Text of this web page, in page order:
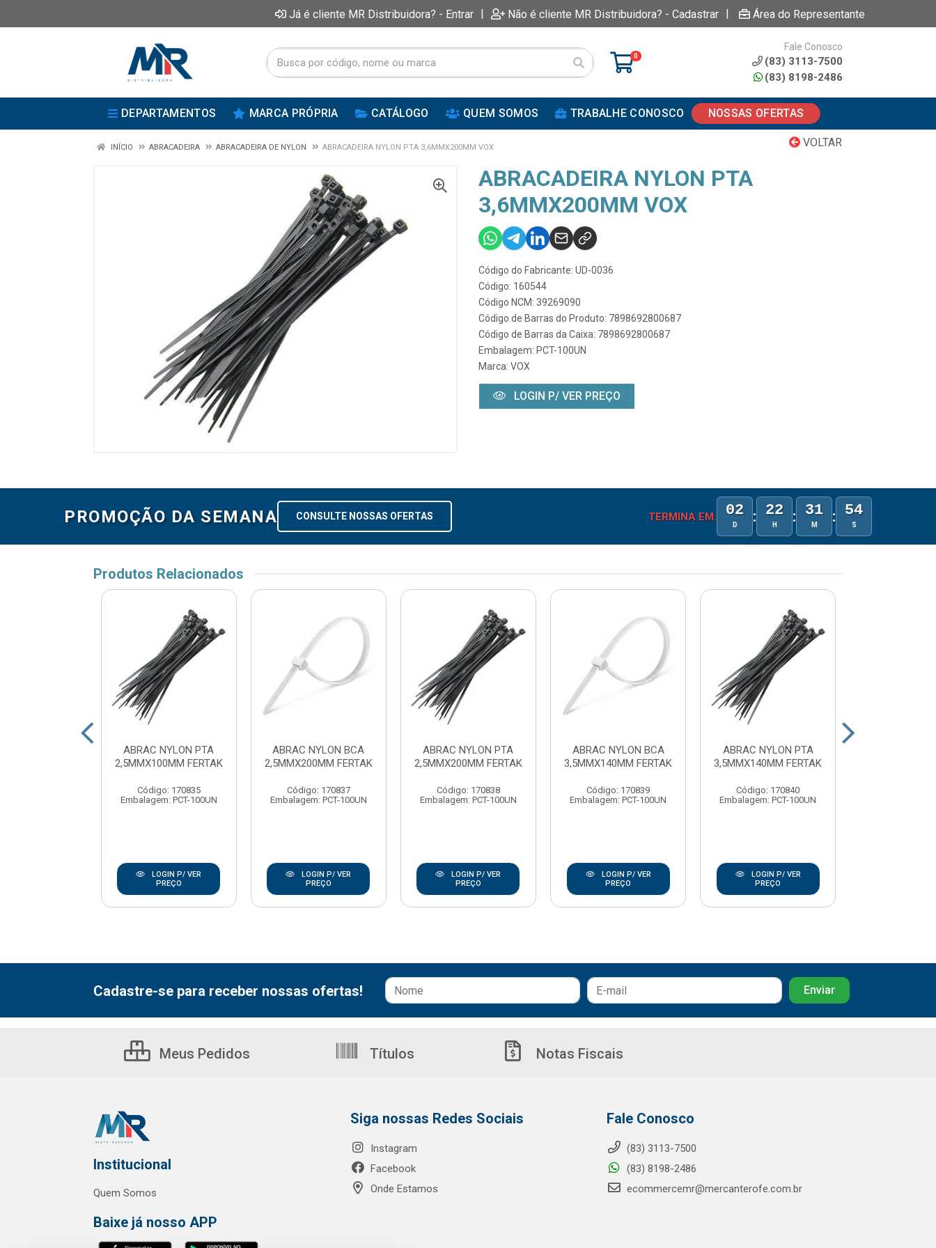
Já é cliente MR Distribuidora? - Entrar | Não é cliente MR Distribuidora? - Cadastrar | Área do Representante
0
Fale Conosco
(83) 3113-7500
(83) 8198-2486
DEPARTAMENTOS MARCA PRÓPRIA CATÁLOGO QUEM SOMOS TRABALHE CONOSCO NOSSAS OFERTAS
VOLTAR
INÍCIO ABRACADEIRA ABRACADEIRA DE NYLON ABRACADEIRA NYLON PTA 3,6MMX200MM VOX
ABRACADEIRA NYLON PTA
3,6MMX200MM VOX
Código do Fabricante: UD-0036
Código: 160544
Código NCM: 39269090
Código de Barras do Produto: 7898692800687
Código de Barras da Caixa: 7898692800687
Embalagem: PCT-100UN
Marca: VOX
LOGIN P/ VER PREÇO
PROMOÇÃO DA SEMANA CONSULTE NOSSAS OFERTAS TERMINA EM: 02
D : 22
H : 31
M : 54
S
Produtos Relacionados
ABRAC NYLON PTA
2,5MMX100MM FERTAK
Código: 170835
Embalagem: PCT-100UN
LOGIN P/ VER
PREÇO
ABRAC NYLON BCA
2,5MMX200MM FERTAK
Código: 170837
Embalagem: PCT-100UN
LOGIN P/ VER
PREÇO
ABRAC NYLON PTA
2,5MMX200MM FERTAK
Código: 170838
Embalagem: PCT-100UN
LOGIN P/ VER
PREÇO
ABRAC NYLON BCA
3,5MMX140MM FERTAK
Código: 170839
Embalagem: PCT-100UN
LOGIN P/ VER
PREÇO
ABRAC NYLON PTA
3,5MMX140MM FERTAK
Código: 170840
Embalagem: PCT-100UN
LOGIN P/ VER
PREÇO
Cadastre-se para receber nossas ofertas!
Meus Pedidos Títulos Notas Fiscais
Institucional
Quem Somos
Baixe já nosso APP
Siga nossas Redes Sociais
Instagram
Facebook
Onde Estamos
Fale Conosco
(83) 3113-7500
(83) 8198-2486
ecommercemr@mercanterofe.com.br